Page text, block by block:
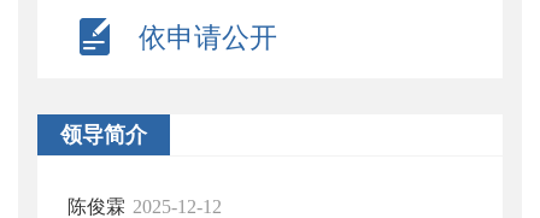
依申请公开
领导简介
陈俊霖 2025-12-12